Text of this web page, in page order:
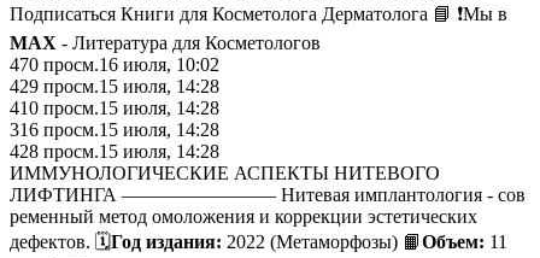
Подписаться Книги для Косметолога Дерматолога 📘 ❗️Мы в
MAX - Литература для Косметологов
470 просм.16 июля, 10:02
429 просм.15 июля, 14:28
410 просм.15 июля, 14:28
316 просм.15 июля, 14:28
428 просм.15 июля, 14:28
ИММУНОЛОГИЧЕСКИЕ АСПЕКТЫ НИТЕВОГО
ЛИФТИНГА ———————— Нитевая имплантология - сов
ременный метод омоложения и коррекции эстетических
дефектов. 🗓Год издания: 2022 (Метаморфозы) 📙Объем: 11